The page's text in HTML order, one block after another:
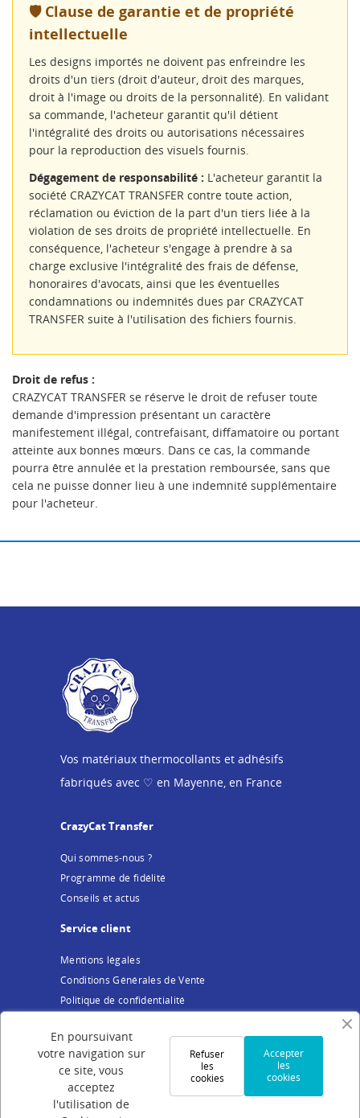
🛡️ Clause de garantie et de propriété
intellectuelle
Les designs importés ne doivent pas enfreindre les
droits d'un tiers (droit d'auteur, droit des marques,
droit à l'image ou droits de la personnalité). En validant
sa commande, l'acheteur garantit qu'il détient
l'intégralité des droits ou autorisations nécessaires
pour la reproduction des visuels fournis.
Dégagement de responsabilité : L'acheteur garantit la
société CRAZYCAT TRANSFER contre toute action,
réclamation ou éviction de la part d'un tiers liée à la
violation de ses droits de propriété intellectuelle. En
conséquence, l'acheteur s'engage à prendre à sa
charge exclusive l'intégralité des frais de défense,
honoraires d'avocats, ainsi que les éventuelles
condamnations ou indemnités dues par CRAZYCAT
TRANSFER suite à l'utilisation des fichiers fournis.
Droit de refus :
CRAZYCAT TRANSFER se réserve le droit de refuser toute
demande d'impression présentant un caractère
manifestement illégal, contrefaisant, diffamatoire ou portant
atteinte aux bonnes mœurs. Dans ce cas, la commande
pourra être annulée et la prestation remboursée, sans que
cela ne puisse donner lieu à une indemnité supplémentaire
pour l'acheteur.
Vos matériaux thermocollants et adhésifs
fabriqués avec ♡ en Mayenne, en France
CrazyCat Transfer
Qui sommes-nous ?
Programme de fidélité
Conseils et actus
Service client
Mentions légales
Conditions Générales de Vente
Politique de confidentialité
Votre compte
Connexion
Création de compte
En poursuivant
votre navigation sur
ce site, vous
acceptez
l'utilisation de
Accepter
les
cookies
Refuser
les
cookies